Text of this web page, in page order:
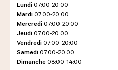
NOUS REJOINDRE
Lundi 07:00-20:00
Mardi 07:00-20:00
Mercredi 07:00-20:00
Jeudi 07:00-20:00
Vendredi 07:00-20:00
Samedi 07:00-20:00
Dimanche 08:00-14:00